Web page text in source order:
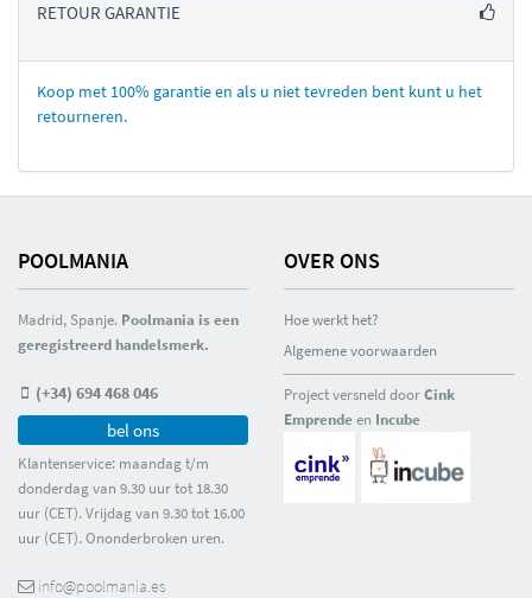
RETOUR GARANTIE
Koop met 100% garantie en als u niet tevreden bent kunt u het
retourneren.
POOLMANIA
Madrid, Spanje. Poolmania is een
geregistreerd handelsmerk.
(+34) 694 468 046
bel ons
Klantenservice: maandag t/m
donderdag van 9.30 uur tot 18.30
uur (CET). Vrijdag van 9.30 tot 16.00
uur (CET). Ononderbroken uren.
info@poolmania.es
OVER ONS
Hoe werkt het?
Algemene voorwaarden
Project versneld doorCink
Emprendeen Incube